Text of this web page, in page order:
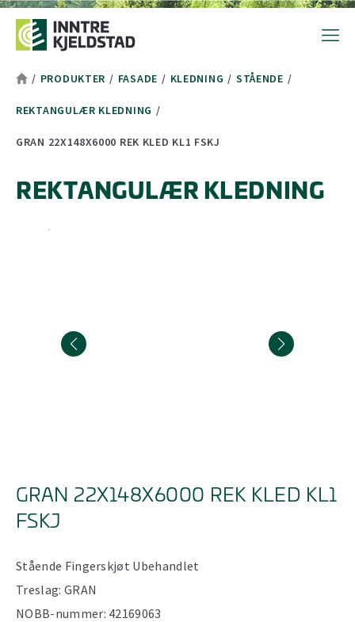
Hopp til toppområde
Hopp til hovedinnhold
Hopp til bunnområde
Tekststørrelsetips
PC: Press ned CTRL og klikk på + (pluss) for å forstørre eller
MAC: Press ned CMD og klikk på + (pluss) for å forstørre eller
/ PRODUKTER / FASADE / KLEDNING / STÅENDE /
REKTANGULÆR KLEDNING /
GRAN 22X148X6000 REK KLED KL1 FSKJ
REKTANGULÆR KLEDNING
GRAN 22X148X6000 REK KLED KL1
FSKJ
Stående Fingerskjøt Ubehandlet
Treslag: GRAN
NOBB-nummer: 42169063